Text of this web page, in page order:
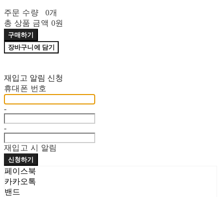
주문 수량
0개
총 상품 금액 0원
구매하기
장바구니에 담기
재입고 알림 신청
휴대폰 번호
-
-
재입고 시 알림
신청하기
페이스북
카카오톡
밴드